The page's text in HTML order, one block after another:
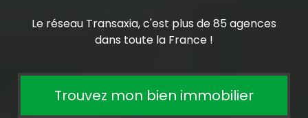
Le réseau Transaxia, c'est plus de 85 agences
dans toute la France !
Trouvez mon bien immobilier